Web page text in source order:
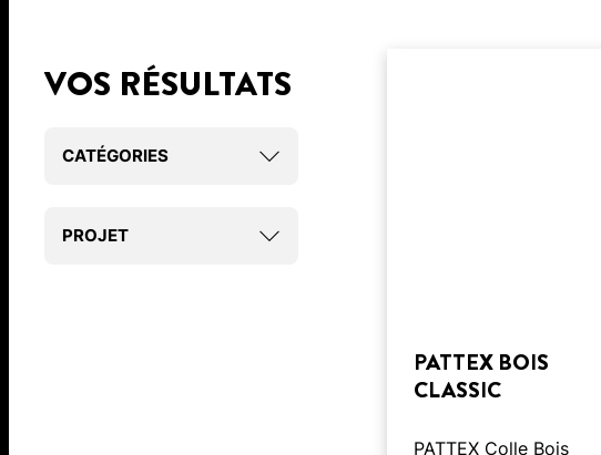
VOS RÉSULTATS
CATÉGORIES
PROJET
PATTEX BOIS
CLASSIC
PATTEX Colle Bois